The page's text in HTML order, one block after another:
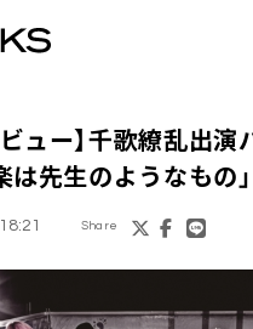
ュー】千歌繚乱出演
は先生のようなもの」
Share